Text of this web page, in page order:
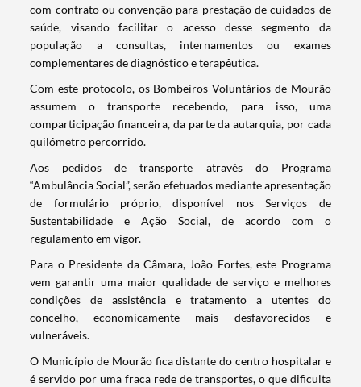
com contrato ou convenção para prestação de cuidados de
saúde, visando facilitar o acesso desse segmento da
população a consultas, internamentos ou exames
complementares de diagnóstico e terapêutica.
Com este protocolo, os Bombeiros Voluntários de Mourão
assumem o transporte recebendo, para isso, uma
comparticipação financeira, da parte da autarquia, por cada
quilómetro percorrido.
Aos pedidos de transporte através do Programa
“Ambulância Social”, serão efetuados mediante apresentação
de formulário próprio, disponível nos Serviços de
Sustentabilidade e Ação Social, de acordo com o
regulamento em vigor.
Para o Presidente da Câmara, João Fortes, este Programa
vem garantir uma maior qualidade de serviço e melhores
condições de assistência e tratamento a utentes do
concelho, economicamente mais desfavorecidos e
vulneráveis.
O Município de Mourão fica distante do centro hospitalar e
é servido por uma fraca rede de transportes, o que dificulta